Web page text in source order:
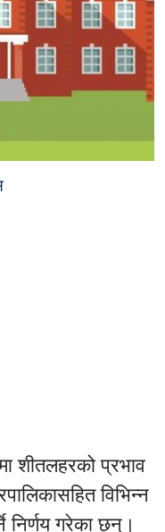
शीतलहरको प्रभाव
विभिन्न
निर्णय गरेका छन्।